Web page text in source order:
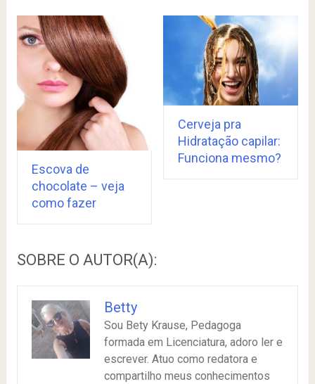
Escova de
chocolate – veja
como fazer
Cerveja pra
Hidratação capilar:
Funciona mesmo?
SOBRE O AUTOR(A):
Betty
Sou Bety Krause, Pedagoga
formada em Licenciatura, adoro ler e
escrever. Atuo como redatora e
compartilho meus conhecimentos